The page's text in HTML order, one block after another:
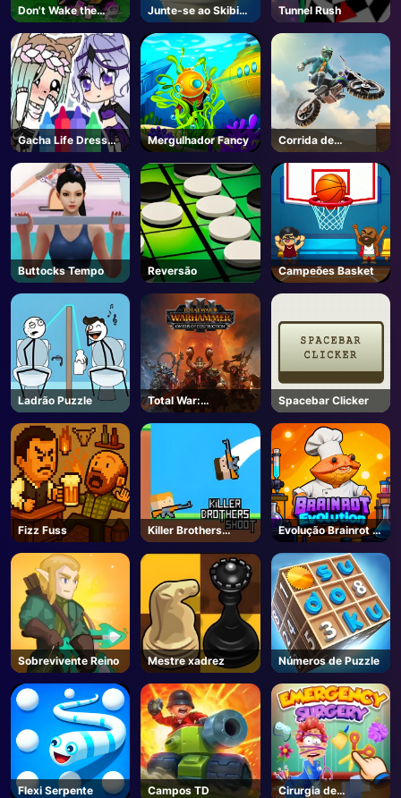
Don't Wake the
Brainrots! - Roblox
Junte-se ao Skibidi
Clash 3D
Tunnel Rush
Gacha Life Dress
Up
Mergulhador Fancy
Corrida de
bicicletas 3
Buttocks Tempo Reversão Campeões Basket
Ladrão Puzzle
Total War:
WARHAMMER III -
Steam
Spacebar Clicker
Fizz Fuss
Killer Brothers
atirar
Evolução Brainrot -
Roblox
Sobrevivente Reino Mestre xadrez Números de Puzzle
Flexi Serpente Campos TD
Cirurgia de